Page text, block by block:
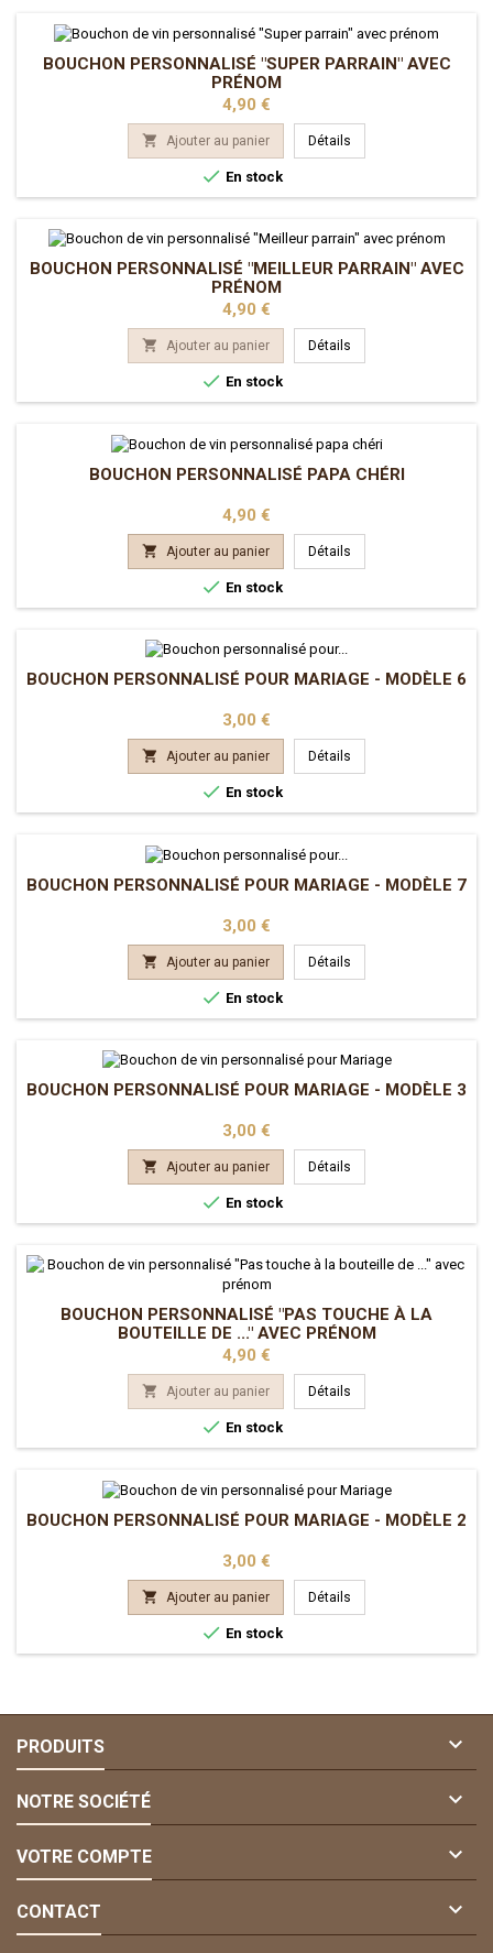
BOUCHON PERSONNALISÉ "SUPER PARRAIN" AVEC
PRÉNOM
Prix
4,90 €
 Ajouter au panier Détails
 En stock
BOUCHON PERSONNALISÉ "MEILLEUR PARRAIN" AVEC
PRÉNOM
Prix
4,90 €
 Ajouter au panier Détails
 En stock
BOUCHON PERSONNALISÉ PAPA CHÉRI
Prix
4,90 €
 Ajouter au panier Détails
 En stock
BOUCHON PERSONNALISÉ POUR MARIAGE - MODÈLE 6
Prix
3,00 €
 Ajouter au panier Détails
 En stock
BOUCHON PERSONNALISÉ POUR MARIAGE - MODÈLE 7
Prix
3,00 €
 Ajouter au panier Détails
 En stock
BOUCHON PERSONNALISÉ POUR MARIAGE - MODÈLE 3
Prix
3,00 €
 Ajouter au panier Détails
 En stock
BOUCHON PERSONNALISÉ "PAS TOUCHE À LA
BOUTEILLE DE ..." AVEC PRÉNOM
Prix
4,90 €
 Ajouter au panier Détails
 En stock
BOUCHON PERSONNALISÉ POUR MARIAGE - MODÈLE 2
Prix
3,00 €
 Ajouter au panier Détails
 En stock
PRODUITS 
NOTRE SOCIÉTÉ 
VOTRE COMPTE 
CONTACT 